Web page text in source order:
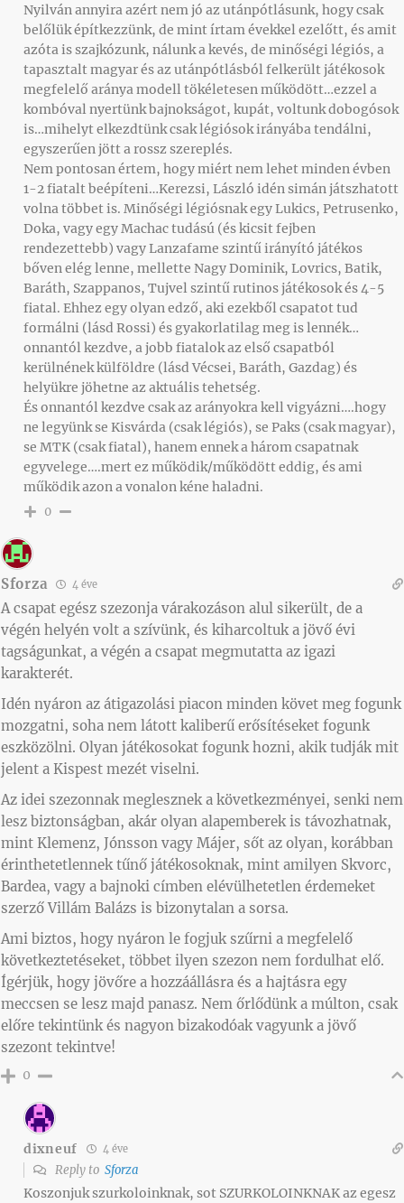
Nyilván annyira azért nem jó az utánpótlásunk, hogy csak
belőlük építkezzünk, de mint írtam évekkel ezelőtt, és amit
azóta is szajkózunk, nálunk a kevés, de minőségi légiós, a
tapasztalt magyar és az utánpótlásból felkerült játékosok
megfelelő aránya modell tökéletesen működött…ezzel a
kombóval nyertünk bajnokságot, kupát, voltunk dobogósok
is…mihelyt elkezdtünk csak légiósok irányába tendálni,
egyszerűen jött a rossz szereplés.
Nem pontosan értem, hogy miért nem lehet minden évben
1-2 fiatalt beépíteni…Kerezsi, László idén simán játszhatott
volna többet is. Minőségi légiósnak egy Lukics, Petrusenko,
Doka, vagy egy Machac tudású (és kicsit fejben
rendezettebb) vagy Lanzafame szintű irányító játékos
bőven elég lenne, mellette Nagy Dominik, Lovrics, Batik,
Baráth, Szappanos, Tujvel szintű rutinos játékosok és 4-5
fiatal. Ehhez egy olyan edző, aki ezekből csapatot tud
formálni (lásd Rossi) és gyakorlatilag meg is lennék…
onnantól kezdve, a jobb fiatalok az első csapatból
kerülnének külföldre (lásd Vécsei, Baráth, Gazdag) és
helyükre jöhetne az aktuális tehetség.
És onnantól kezdve csak az arányokra kell vigyázni….hogy
ne legyünk se Kisvárda (csak légiós), se Paks (csak magyar),
se MTK (csak fiatal), hanem ennek a három csapatnak
egyvelege….mert ez működik/működött eddig, és ami
működik azon a vonalon kéne haladni.
0
Sforza 4 éve
A csapat egész szezonja várakozáson alul sikerült, de a
végén helyén volt a szívünk, és kiharcoltuk a jövő évi
tagságunkat, a végén a csapat megmutatta az igazi
karakterét.
Idén nyáron az átigazolási piacon minden követ meg fogunk
mozgatni, soha nem látott kaliberű erősítéseket fogunk
eszközölni. Olyan játékosokat fogunk hozni, akik tudják mit
jelent a Kispest mezét viselni.
Az idei szezonnak meglesznek a következményei, senki nem
lesz biztonságban, akár olyan alapemberek is távozhatnak,
mint Klemenz, Jónsson vagy Májer, sőt az olyan, korábban
érinthetetlennek tűnő játékosoknak, mint amilyen Skvorc,
Bardea, vagy a bajnoki címben elévülhetetlen érdemeket
szerző Villám Balázs is bizonytalan a sorsa.
Ami biztos, hogy nyáron le fogjuk szűrni a megfelelő
következtetéseket, többet ilyen szezon nem fordulhat elő.
Ígérjük, hogy jövőre a hozzáállásra és a hajtásra egy
meccsen se lesz majd panasz. Nem őrlődünk a múlton, csak
előre tekintünk és nagyon bizakodóak vagyunk a jövő
szezont tekintve!
0
dixneuf 4 éve
Reply to Sforza
Koszonjuk szurkoloinknak, sot SZURKOLOINKNAK az egesz